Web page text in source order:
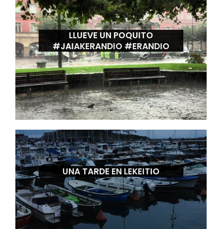
LLUEVE UN POQUITO
#JAIAKERANDIO #ERANDIO
UNA TARDE EN LEKEITIO